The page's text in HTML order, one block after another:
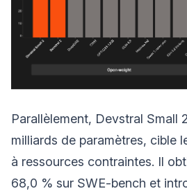
Parallèlement, Devstral Small
milliards de paramètres, cible
à ressources contraintes. Il
68,0 % sur SWE-bench et